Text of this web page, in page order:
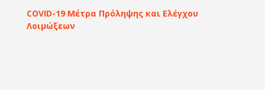
COVID-19 Μέτρα Πρόληψης και Ελέγχου
Λοιμώξεων